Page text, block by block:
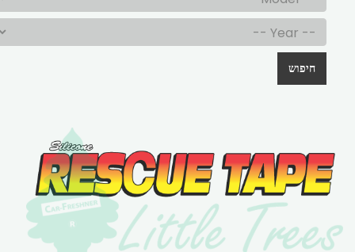
חיפוש